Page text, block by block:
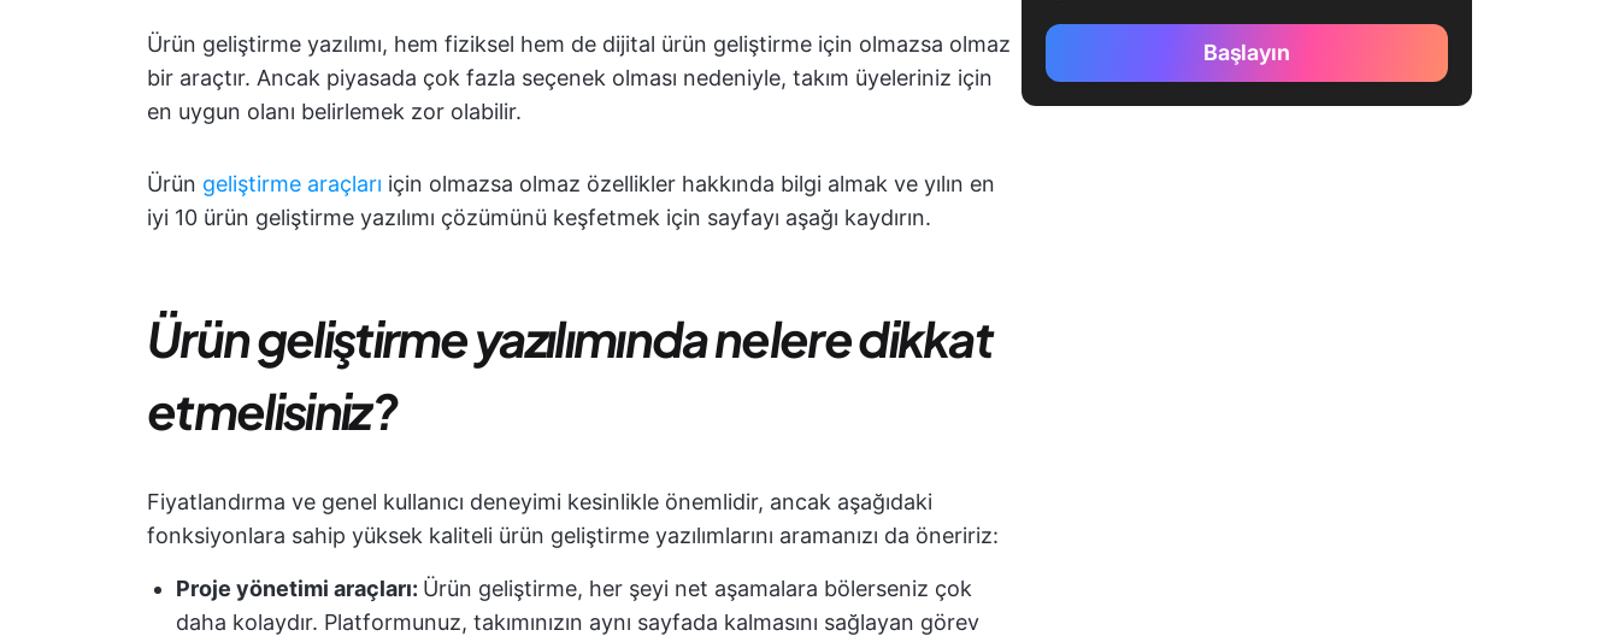
Ürün geliştirme yazılımı, hem fiziksel hem de dijital ürün geliştirme için olmazsa olmaz
bir araçtır. Ancak piyasada çok fazla seçenek olması nedeniyle, takım üyeleriniz için
en uygun olanı belirlemek zor olabilir.
Ürün geliştirme araçları için olmazsa olmaz özellikler hakkında bilgi almak ve yılın en
iyi 10 ürün geliştirme yazılımı çözümünü keşfetmek için sayfayı aşağı kaydırın.
Ürün geliştirme yazılımında nelere dikkat
etmelisiniz?
Fiyatlandırma ve genel kullanıcı deneyimi kesinlikle önemlidir, ancak aşağıdaki
fonksiyonlara sahip yüksek kaliteli ürün geliştirme yazılımlarını aramanızı da öneririz:
Proje yönetimi araçları: Ürün geliştirme, her şeyi net aşamalara bölerseniz çok
daha kolaydır. Platformunuz, takımınızın aynı sayfada kalmasını sağlayan görev
Başlayın